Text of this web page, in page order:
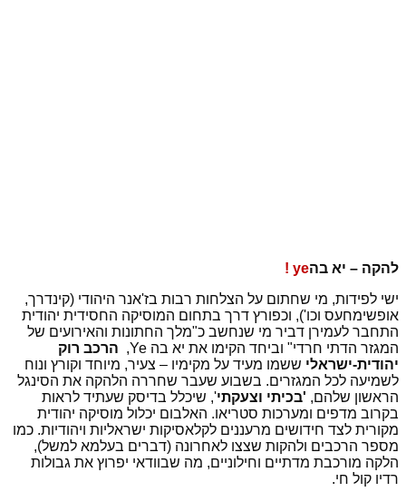
להקה – יא בהye
!
ישי לפידות, מי שחתום על הצלחות רבות בז'אנר היהודי (קינדרך,
אופשימחעס וכו'), וכפורץ דרך בתחום המוסיקה החסידית יהודית
התחבר לעמירן דביר מי שנחשב כ"מלך החתונות והאירועים של
המגזר הדתי חרדי" וביחד הקימו את יא בה Ye
, הרכב רוק
יהודית-ישראלי ששמו מעיד על מקימיו – צעיר, מיוחד וקורץ ונוח
לשמיעה לכל המגזרים. בשבוע שעבר שחררה הלהקה את הסינגל
הראשון שלהם, 'בכיתי וצעקתי', שיכלל בדיסק שעתיד לראות
בקרוב מדפים ומערכות סטריאו. האלבום יכלול מוסיקה יהודית
מקורית לצד חידושים מרעננים לקלאסיקות ישראליות ויהודיות. כמו
מספר הרכבים ולהקות שצצו לאחרונה (דברים בעלמא למשל),
הלקה מורכבת מדתיים וחילוניים, מה שבוודאי יפרוץ את גבולות
רדיו קול חי.